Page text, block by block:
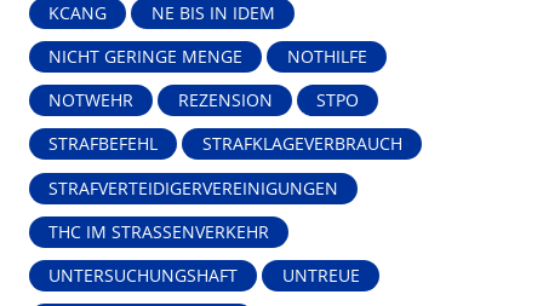
KCANG NE BIS IN IDEM
NICHT GERINGE MENGE NOTHILFE
NOTWEHR REZENSION STPO
STRAFBEFEHL STRAFKLAGEVERBRAUCH
STRAFVERTEIDIGERVEREINIGUNGEN
THC IM STRASSENVERKEHR
UNTERSUCHUNGSHAFT UNTREUE